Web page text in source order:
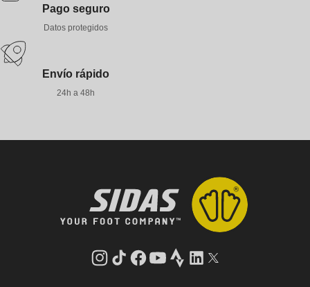
Pago seguro
Datos protegidos
Envío rápido
24h a 48h
Instagram
tiktokfacebookyoutubeStravaLinkedInGorjeo